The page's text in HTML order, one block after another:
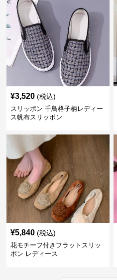
¥3,520 (税込)
スリッポン 千鳥格子柄レディー
ス帆布スリッポン
¥5,840 (税込)
花モチーフ付きフラットスリッ
ポン レディース